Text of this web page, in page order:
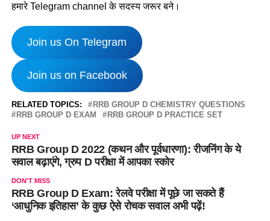
हमारे Telegram channel के सदस्य जरूर बने।
Join us On Telegram
Join us on Facebook
RELATED TOPICS:
RRB GROUP D CHEMISTRY QUESTIONS
RRB GROUP D EXAM
RRB GROUP D PRACTICE SET
UP NEXT
RRB Group D 2022 (कथन और पूर्वधारणा): रीजनिंग के ये
सवाल बढ़ाएंगे, ग्रुप D परीक्षा में आपका स्कोर
DON'T MISS
RRB Group D Exam: रेलवे परीक्षा में पूछे जा सकते हैं
‘आधुनिक इतिहास’ के कुछ ऐसे रोचक सवाल अभी पढ़ें!